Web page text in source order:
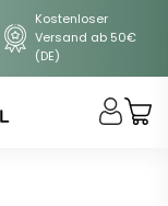
Kostenloser
Versand ab 50€
(DE)